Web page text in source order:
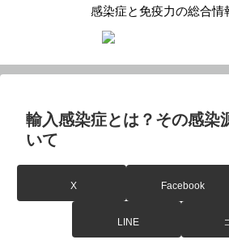
感染症と免疫力の総合情
輸入感染症とは？その感染
いて
X Facebook
LINE